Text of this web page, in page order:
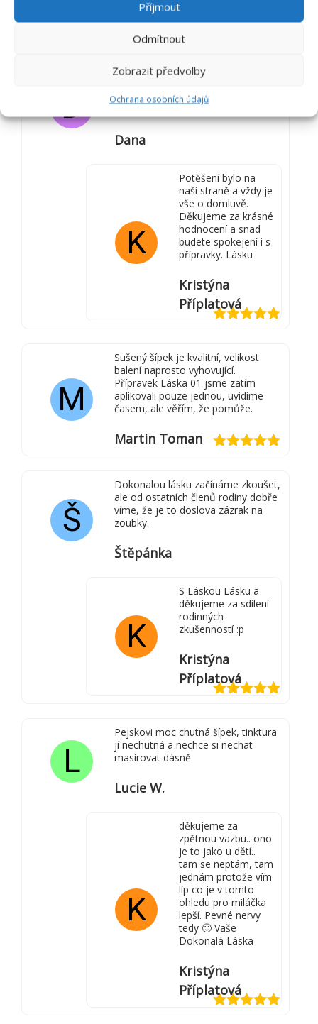
Příjmout
Odmítnout
Zobrazit předvolby
Ochrana osobních údajů
Příplatová
D
Pri expedici doslo k zamene za jiny
ke spokojenosti zakaznika. Ocenuji
Dana
K
Potěšení bylo na
naší straně a vždy je
vše o domluvě.
Děkujeme za krásné
hodnocení a snad
budete spokejení i s
přípravky. Lásku
Kristýna
Příplatová
M
Sušený šípek je kvalitní, velikost
balení naprosto vyhovující.
Přípravek Láska 01 jsme zatím
aplikovali pouze jednou, uvidíme
časem, ale věřím, že pomůže.
Martin Toman
Š
Dokonalou lásku začínáme zkoušet,
ale od ostatních členů rodiny dobře
víme, že je to doslova zázrak na
zoubky.
Štěpánka
K
S Láskou Lásku a
děkujeme za sdílení
rodinných
zkušenností :p
Kristýna
Příplatová
L
Pejskovi moc chutná šípek, tinktura
jí nechutná a nechce si nechat
masírovat dásně
Lucie W.
K
děkujeme za
zpětnou vazbu.. ono
je to jako u dětí..
tam se neptám, tam
jednám protože vím
líp co je v tomto
ohledu pro miláčka
lepší. Pevné nervy
tedy 🙂 Vaše
Dokonalá Láska
Kristýna
Příplatová